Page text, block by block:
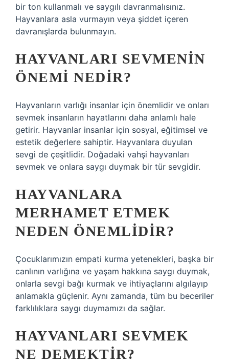
bir ton kullanmalı ve saygılı davranmalısınız.
Hayvanlara asla vurmayın veya şiddet içeren
davranışlarda bulunmayın.
HAYVANLARI SEVMENIN
ÖNEMI NEDIR?
Hayvanların varlığı insanlar için önemlidir ve onları
sevmek insanların hayatlarını daha anlamlı hale
getirir. Hayvanlar insanlar için sosyal, eğitimsel ve
estetik değerlere sahiptir. Hayvanlara duyulan
sevgi de çeşitlidir. Doğadaki vahşi hayvanları
sevmek ve onlara saygı duymak bir tür sevgidir.
HAYVANLARA
MERHAMET ETMEK
NEDEN ÖNEMLIDIR?
Çocuklarımızın empati kurma yetenekleri, başka bir
canlının varlığına ve yaşam hakkına saygı duymak,
onlarla sevgi bağı kurmak ve ihtiyaçlarını algılayıp
anlamakla güçlenir. Aynı zamanda, tüm bu beceriler
farklılıklara saygı duymamızı da sağlar.
HAYVANLARI SEVMEK
NE DEMEKTIR?